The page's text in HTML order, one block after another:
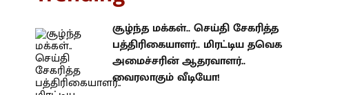
சூழ்ந்த மக்கள்.. செய்தி சேகரித்த
பத்திரிகையாளர்.. மிரட்டிய தவெக
அமைச்சரின் ஆதரவாளர்..
வைரலாகும் வீடியோ!